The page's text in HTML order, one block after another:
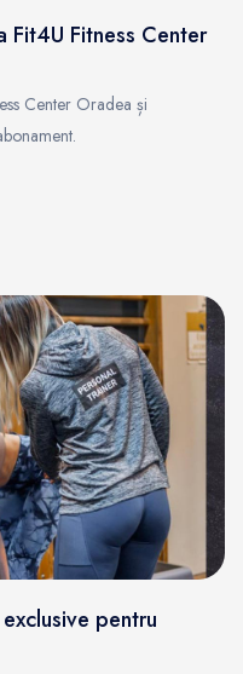
Fit4U Fitness Center
Center Oradea și
pentru